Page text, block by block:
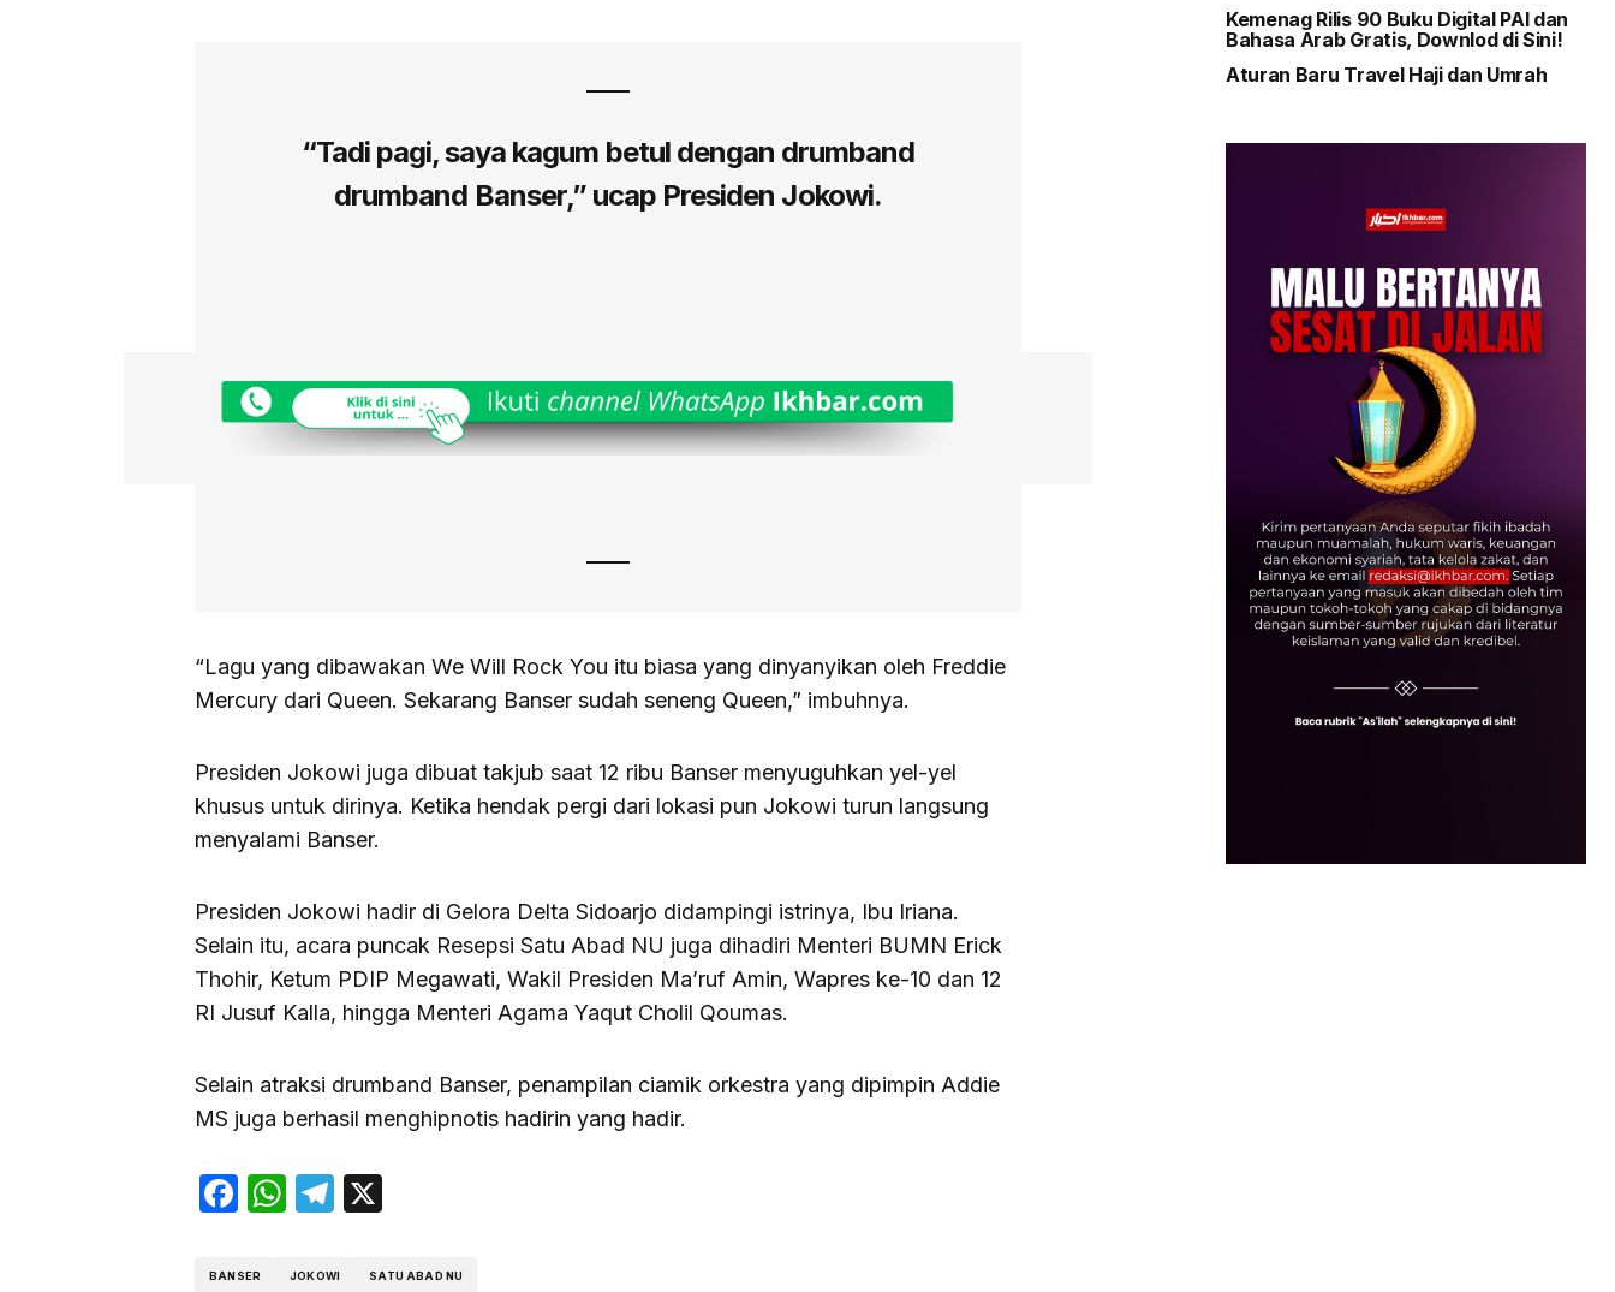
“Tadi pagi, saya kagum betul dengan drumband
drumband Banser,” ucap Presiden Jokowi.
“Lagu yang dibawakan We Will Rock You itu biasa yang dinyanyikan oleh Freddie
Mercury dari Queen. Sekarang Banser sudah seneng Queen,” imbuhnya.
Presiden Jokowi juga dibuat takjub saat 12 ribu Banser menyuguhkan yel-yel
khusus untuk dirinya. Ketika hendak pergi dari lokasi pun Jokowi turun langsung
menyalami Banser.
Presiden Jokowi hadir di Gelora Delta Sidoarjo didampingi istrinya, Ibu Iriana.
Selain itu, acara puncak Resepsi Satu Abad NU juga dihadiri Menteri BUMN Erick
Thohir, Ketum PDIP Megawati, Wakil Presiden Ma’ruf Amin, Wapres ke-10 dan 12
RI Jusuf Kalla, hingga Menteri Agama Yaqut Cholil Qoumas.
Selain atraksi drumband Banser, penampilan ciamik orkestra yang dipimpin Addie
MS juga berhasil menghipnotis hadirin yang hadir.
Facebook
WhatsApp
Telegram
BANSER JOKOWI SATU ABAD NU
Kemenag Rilis 90 Buku Digital PAI dan
Bahasa Arab Gratis, Downlod di Sini!
Aturan Baru Travel Haji dan Umrah